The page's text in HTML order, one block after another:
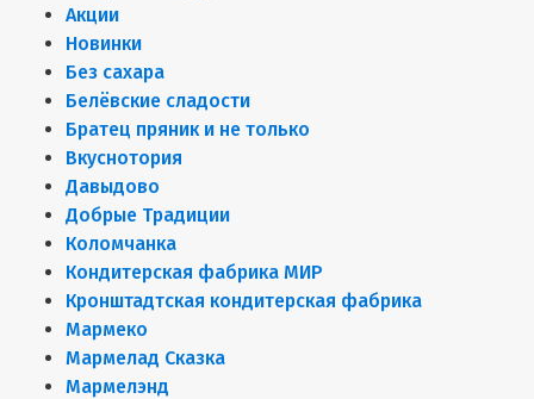
Акции
Новинки
Без сахара
Белёвские сладости
Братец пряник и не только
Вкуснотория
Давыдово
Добрые Традиции
Коломчанка
Кондитерская фабрика МИР
Кронштадтская кондитерская фабрика
Мармеко
Мармелад Сказка
Мармелэнд